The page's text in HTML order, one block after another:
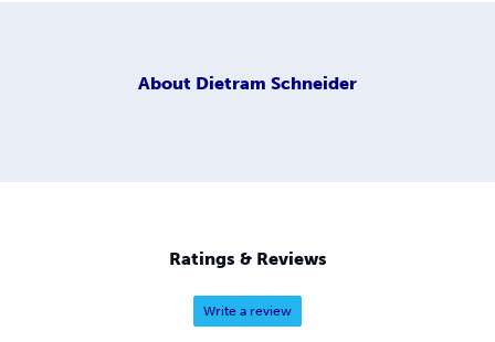
About Dietram Schneider
Ratings & Reviews
Write a review